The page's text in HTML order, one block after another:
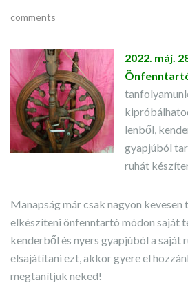
comments
2022. máj.
lenből,
gyapjúból
ruhát
Manapság már csak nagyon kevesen
elkészíteni önfenntartó módon saját
kenderből és nyers gyapjúból a saját
elsajátítani ezt, akkor gyere el
megtanítjuk neked!